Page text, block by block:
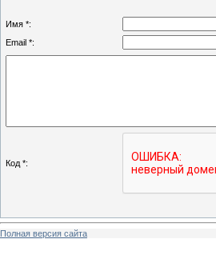
Имя *:
Email *:
Код *:
Полная версия сайта